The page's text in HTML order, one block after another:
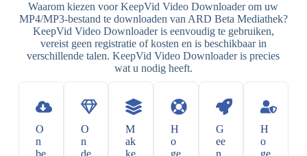
Waarom kiezen voor KeepVid Video Downloader om uw
MP4/MP3-bestand te downloaden van ARD Beta Mediathek?
KeepVid Video Downloader is eenvoudig te gebruiken,
vereist geen registratie of kosten en is beschikbaar in
verschillende talen. KeepVid Video Downloader is precies
wat u nodig heeft.
O
n
be
O
n
de
M
ak
ke
H
o
ge
G
ee
n
H
o
ge